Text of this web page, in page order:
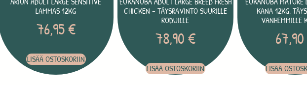
LAMMAS 12KG
76,95€
LISÄÄ OSTOSKORIIN
CHICKEN – TÄYSRAVINTO SUURILLE
RODUILLE
78,90€
LISÄÄ OSTOSKORIIN
KANA 12KG,
VANHEMMILLE
67,90
LISÄÄ